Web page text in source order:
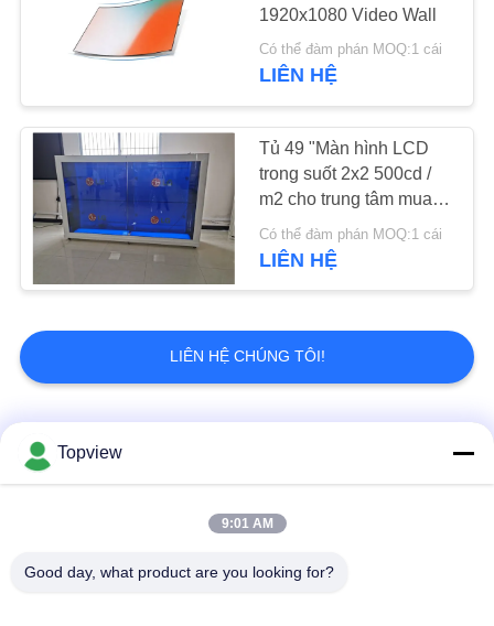
Tường video 4K
12
Màn hình tựa đầu
xe
1920x1080 Video Wall
Có thể đàm phán MOQ:1 cái
LIÊN HỆ
Tủ 49 "Màn hình LCD
trong suốt 2x2 500cd /
m2 cho trung tâm mua
sắm
Có thể đàm phán MOQ:1 cái
LIÊN HỆ
LIÊN HỆ CHÚNG TÔI!
Danh mục phổ biến
các
Bảng hiệu kỹ thuật số
Topview
9:01 AM
Good day, what product are you looking for?